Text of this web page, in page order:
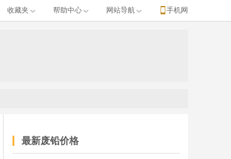
收藏夹 帮助中心 网站导航 手机网
最新废铅价格